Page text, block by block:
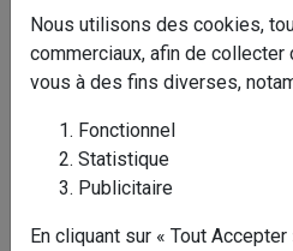
Nous utilisons des cookies,
commerciaux, afin de
vous à des fins diverses,
Fonctionnel
Statistique
Publicitaire
En cliquant sur « Tout
après un délai ne dépassant
aux recommandations de la
PERMETTENT :
de faciliter la
l’utilisateur sur